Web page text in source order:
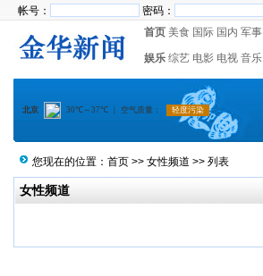
帐号： 密码：
首页 美食 国际 国内 军事
娱乐 综艺 电影 电视 音乐
您现在的位置： 首页 >> 女性频道 >> 列表
女性频道